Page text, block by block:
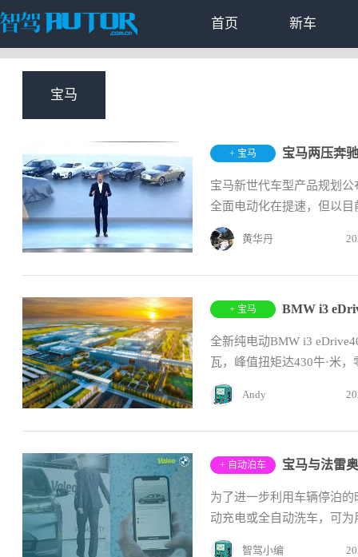
首页 新车
宝马
+ 宝马
宝马新世代车型产品规划
全面电动化在提速，但以
黄华丹
+ 宝马 BMW i3
全新纯电动BMW i3
瓦，峰值扭矩达430牛·米
Andy
+ 自动泊车 宝马与法雷
为了进一步利用车辆停泊
动充电或全自动洗车，可
智驾小编